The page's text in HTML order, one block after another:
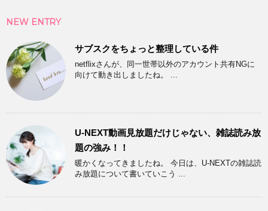
NEW ENTRY
サブスクをちょっと整理している件
netflixさんが、同一世帯以外のアカウント共有NGに
向けて動き出しましたね。 ...
U-NEXT動画見放題だけじゃない、雑誌読み放
題の強み！！
暖かくなってきましたね。 今日は、U-NEXTの雑誌読
み放題について書いていこう ...